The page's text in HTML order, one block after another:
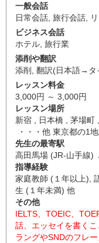
一般会話
日常会話 旅行会話
ビジネス会話
ホテル 旅行業
添削や翻訳
添削
翻訳(日本語→タ
レッスン料金
3,000円 ～ 3,000円
レッスン場所
新宿 , 日本橋 , 茅場町
・・・他 東京都の1
先生の最寄駅
高田馬場 (JR-山手線
指導経験
家庭教師 (１年以上),
生 (１年未満) 他
その他
IELTS、TOEIC、
話、エッセイを書く
ラングやSNDのフレ